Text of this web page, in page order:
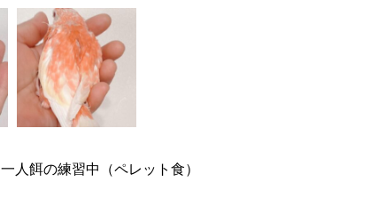
人餌の練習中（ペレット食）